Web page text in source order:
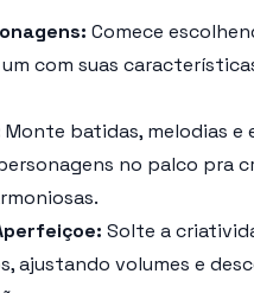
Comece
um com suas
Monte batidas, melodias e
no palco pra
Solte a
ajustando volumes e